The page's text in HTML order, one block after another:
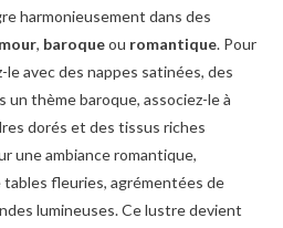
harmonieusement dans des
, baroqueou romantique. Pour
le avec des nappes satinées, des
un thème baroque, associez-le à
dorés et des tissus riches
une ambiance romantique,
tables fleuries, agrémentées de
lumineuses. Ce lustre devient